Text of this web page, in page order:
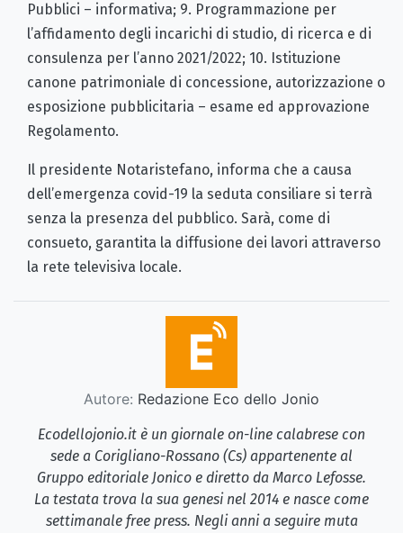
Pubblici – informativa; 9. Programmazione per
l’affidamento degli incarichi di studio, di ricerca e di
consulenza per l’anno 2021/2022; 10. Istituzione
canone patrimoniale di concessione, autorizzazione o
esposizione pubblicitaria – esame ed approvazione
Regolamento.
Il presidente Notaristefano, informa che a causa
dell’emergenza covid-19 la seduta consiliare si terrà
senza la presenza del pubblico. Sarà, come di
consueto, garantita la diffusione dei lavori attraverso
la rete televisiva locale.
Autore: Redazione Eco dello Jonio
Ecodellojonio.it è un giornale on-line calabrese con
sede a Corigliano-Rossano (Cs) appartenente al
Gruppo editoriale Jonico e diretto da Marco Lefosse.
La testata trova la sua genesi nel 2014 e nasce come
settimanale free press. Negli anni a seguire muta